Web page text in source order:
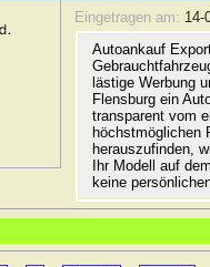
Eingetragen am: 14-
Autoankauf
lästige Werbung
Flensburg ein
transparent vom
höchstmöglichen
herauszufinden,
Ihr Modell auf
keine